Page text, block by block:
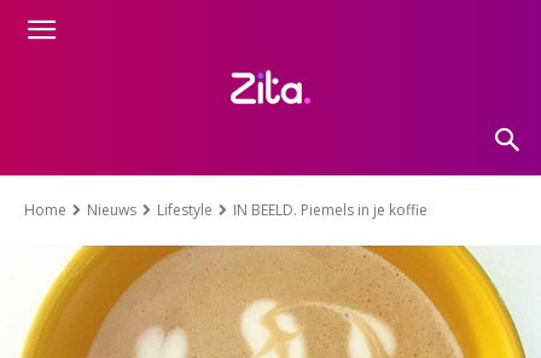
Home Nieuws Lifestyle IN BEELD. Piemels in je koffie